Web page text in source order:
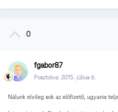
0
fgabor87
Posztolva: 2015. július 6.
Nálunk elvileg sok az előfizető, ugyanis